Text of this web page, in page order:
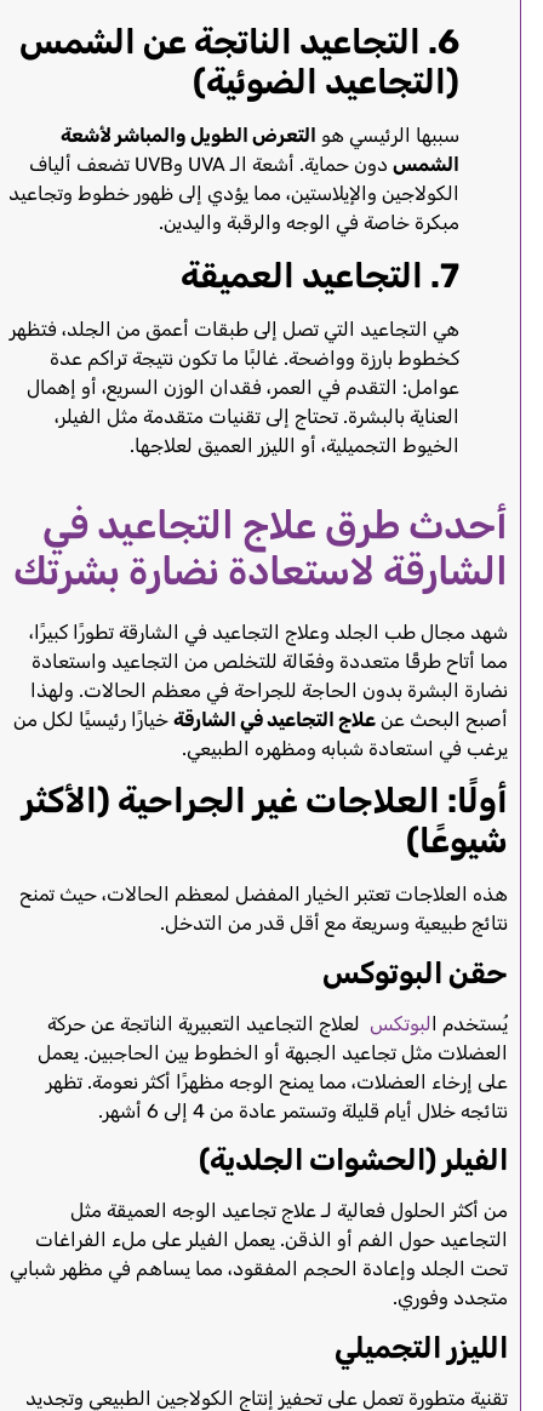
6. التجاعيد الناتجة عن الشمس
(التجاعيد الضوئية)
سببها الرئيسي هو التعرض الطويل والمباشر لأشعة
الشمس
دون حماية. أشعة الـ UVA وUVB تضعف ألياف
الكولاجين والإيلاستين، مما يؤدي إلى ظهور خطوط وتجاعيد
مبكرة خاصة في الوجه والرقبة واليدين.
7. التجاعيد العميقة
هي التجاعيد التي تصل إلى طبقات أعمق من الجلد، فتظهر
كخطوط بارزة وواضحة. غالبًا ما تكون نتيجة تراكم عدة
عوامل: التقدم في العمر، فقدان الوزن السريع، أو إهمال
العناية بالبشرة. تحتاج إلى تقنيات متقدمة مثل الفيلر،
الخيوط التجميلية، أو الليزر العميق لعلاجها.
أحدث طرق علاج التجاعيد في
الشارقة لاستعادة نضارة بشرتك
شهد مجال طب الجلد وعلاج التجاعيد في الشارقة تطورًا كبيرًا،
مما أتاح طرقًا متعددة وفعّالة للتخلص من التجاعيد واستعادة
نضارة البشرة بدون الحاجة للجراحة في معظم الحالات. ولهذا
أصبح البحث عن علاج التجاعيد في الشارقة خيارًا رئيسيًا لكل من
يرغب في استعادة شبابه ومظهره الطبيعي.
أولًا: العلاجات غير الجراحية (الأكثر
شيوعًا)
هذه العلاجات تعتبر الخيار المفضل لمعظم الحالات، حيث تمنح
نتائج طبيعية وسريعة مع أقل قدر من التدخل.
حقن البوتوكس
يُستخدم البوتكس لعلاج التجاعيد التعبيرية الناتجة عن حركة
العضلات مثل تجاعيد الجبهة أو الخطوط بين الحاجبين. يعمل
على إرخاء العضلات، مما يمنح الوجه مظهرًا أكثر نعومة. تظهر
نتائجه خلال أيام قليلة وتستمر عادة من 4 إلى 6 أشهر.
الفيلر (الحشوات الجلدية)
من أكثر الحلول فعالية لـ علاج تجاعيد الوجه العميقة مثل
التجاعيد حول الفم أو الذقن. يعمل الفيلر على ملء الفراغات
تحت الجلد وإعادة الحجم المفقود، مما يساهم في مظهر شبابي
متجدد وفوري.
الليزر التجميلي
تقنية متطورة تعمل على تحفيز إنتاج الكولاجين الطبيعي وتجديد